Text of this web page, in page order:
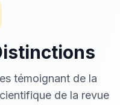
témoignant de la
de la revue